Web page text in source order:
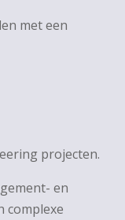
met een
projecten.
en
complexe